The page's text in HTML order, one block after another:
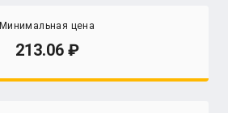
Минимальная цена
213.06